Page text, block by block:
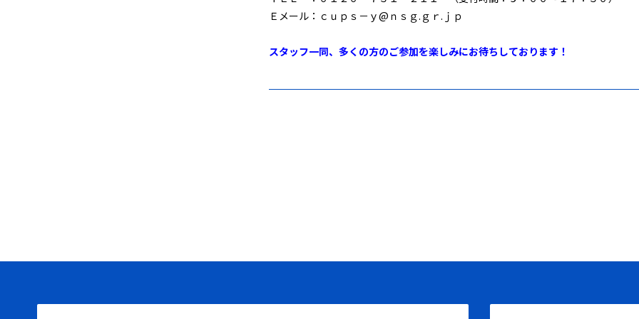
Ｅメール：ｃｕｐｓ－ｙ@ｎｓｇ.ｇｒ.ｊｐ
スタッフ一同、多くの方のご参加を楽しみにお待ちしております！